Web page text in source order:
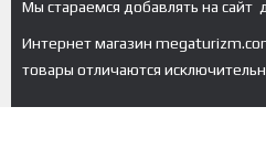
Мы стараемся добавлять на сайт
Интернет магазин
товары отличаются